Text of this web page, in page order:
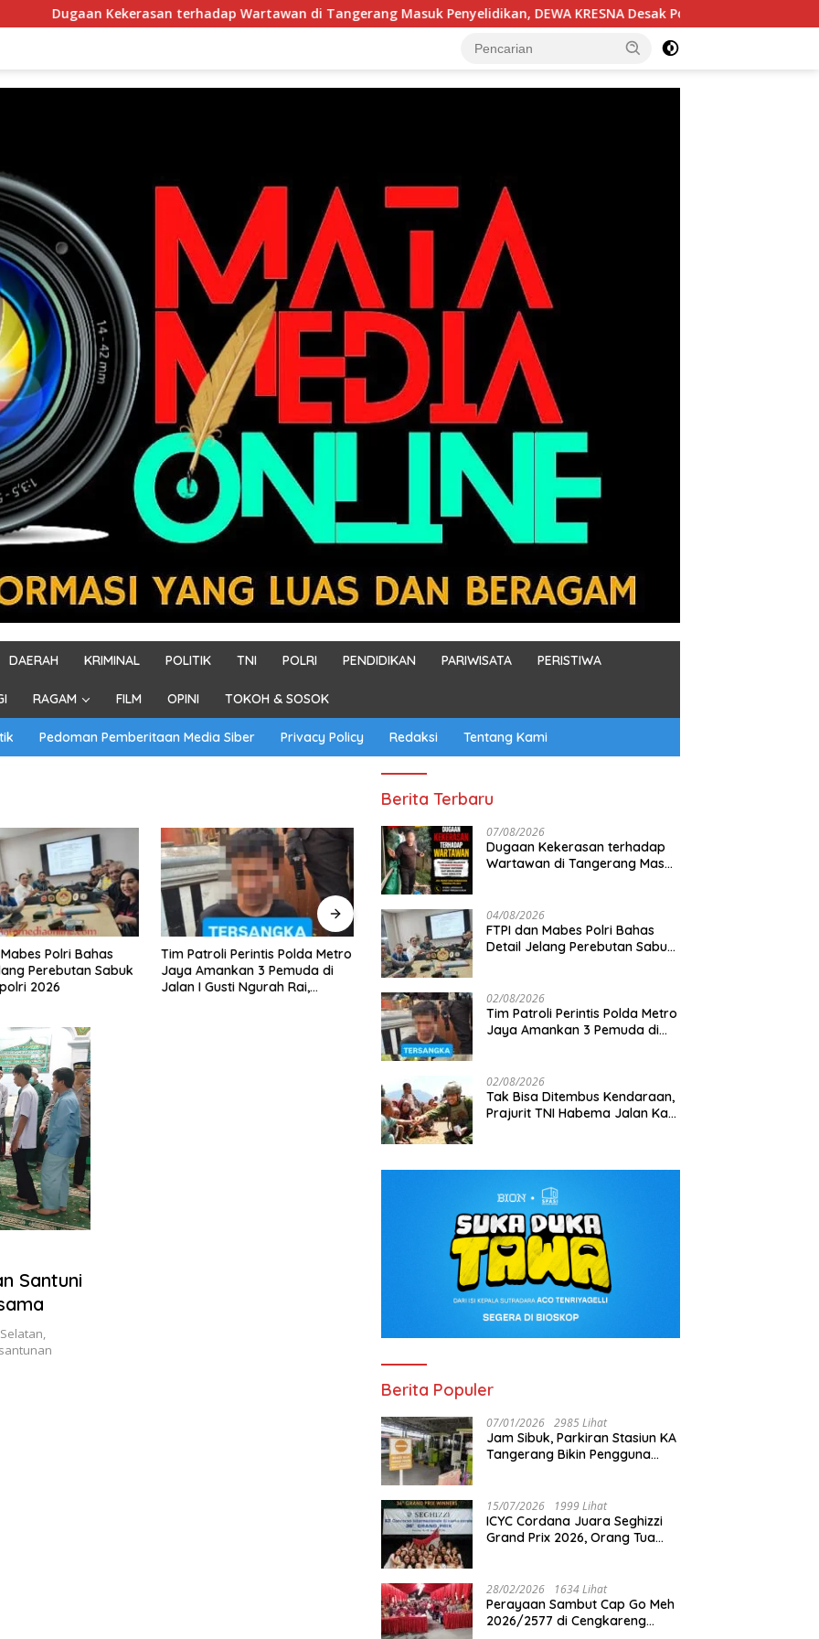
Kekerasan terhadap Wartawan di Tangerang Masuk Penyelidikan, DEWA KRESNA Desak Polisi Transparan
DAERAH KRIMINAL POLITIK TNI POLRI PENDIDIKAN PARIWISATA PERISTIWA
RAGAM FILM OPINI TOKOH & SOSOK
Pedoman Pemberitaan Media Siber Privacy Policy Redaksi Tentang Kami
Perintis Polda Metro
3 Pemuda di
Ngurah Rai,
Tak Bisa Ditembus Kendaraan,
Prajurit TNI Habema Jalan Kaki
Bawa 2 Ton Bantuan ke
Kapolsek Tambora Pimpin
Patroli Dini Hari, 3 Motor Tanpa
Jelang Aston Villa Pre-Season
Santuni
Berita Terbaru
07/08/2026
Dugaan Kekerasan terhadap
Wartawan di Tangerang Masuk
04/08/2026
FTPI dan Mabes Polri Bahas
Detail Jelang Perebutan Sabuk
02/08/2026
Tim Patroli Perintis Polda Metro
Jaya Amankan 3 Pemuda di
Jalanan
02/08/2026
Tak Bisa Ditembus Kendaraan,
Prajurit TNI Habema Jalan Kaki
Berita Populer
07/01/2026 2985 Lihat
Jam Sibuk, Parkiran Stasiun KA
Tangerang Bikin Pengguna
15/07/2026 1999 Lihat
ICYC Cordana Juara Seghizzi
Grand Prix 2026, Orang Tua
Indonesia
28/02/2026 1634 Lihat
Perayaan Sambut Cap Go Meh
2026/2577 di Cengkareng